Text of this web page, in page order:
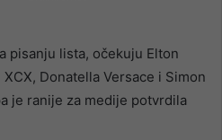
pisanju lista, očekuju Elton
Donatella Versace i Simon
je ranije za medije potvrdila